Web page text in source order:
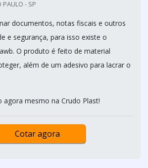
PAULO - SP
documentos, notas fiscais e outros
e segurança, para isso existe o
O produto é feito de material
além de um adesivo para lacrar o
agora mesmo na Crudo Plast!
Cotar agora